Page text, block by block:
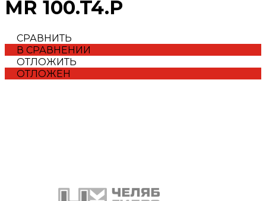
MR 100.T4.P
СРАВНИТЬ
В СРАВНЕНИИ
ОТЛОЖИТЬ
ОТЛОЖЕН